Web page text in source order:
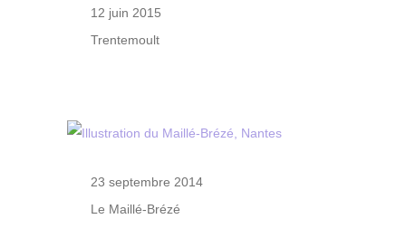
12 juin 2015
Trentemoult
23 septembre 2014
Le Maillé-Brézé